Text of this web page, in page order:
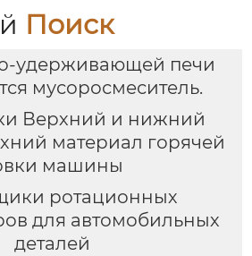
Поиск
удерживающей печи
мусоросмеситель.
Верхний и нижний
материал горячей
машины
ротационных
для автомобильных
деталей